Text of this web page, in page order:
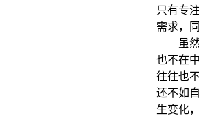
只有专
需求，
虽然到
也不在
往往也
还不如
生变化